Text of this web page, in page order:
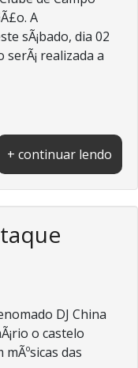
A
sÃ¡bado, dia 02
realizada a
+ continuar lendo
DJ China
o castelo
das